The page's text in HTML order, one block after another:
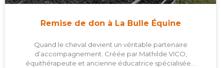
Remise de don à La Bulle Équine
Quand le cheval devient un véritable partenaire
d’accompagnement. Créée par Mathilde VICO,
équithérapeute et ancienne éducatrice spécialisée…